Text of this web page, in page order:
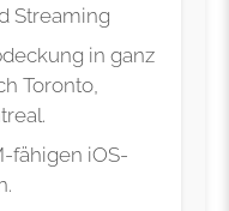
Streaming
in ganz
Toronto,
fähigen iOS-